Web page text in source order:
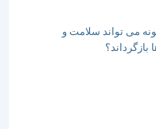
سلامت و